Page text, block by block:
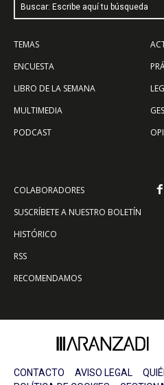
Buscar: Escribe aquí tu búsqueda
TEMAS
ENCUESTA
LIBRO DE LA SEMANA
MULTIMEDIA
PODCAST
COLABORADORES
SUSCRÍBETE A NUESTRO BOLETÍN
HISTÓRICO
RSS
RECOMENDAMOS
CONTACTO AVISO LEGAL